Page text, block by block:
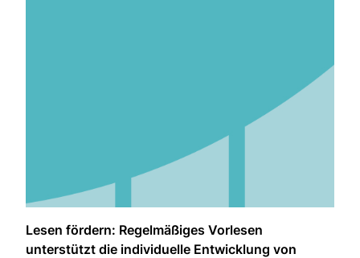
Lesen fördern: Regelmäßiges Vorlesen
unterstützt die individuelle Entwicklung von